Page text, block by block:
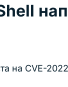
на CVE-